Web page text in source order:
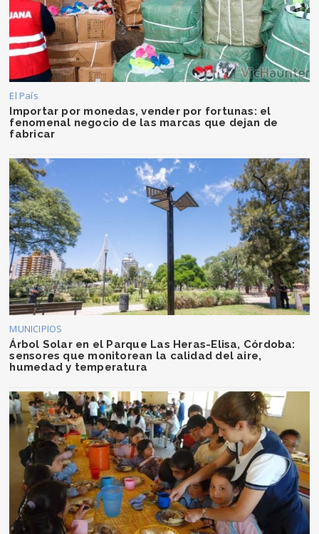
El País
Importar por monedas, vender por fortunas: el
fenomenal negocio de las marcas que dejan de
fabricar
MUNICIPIOS
Árbol Solar en el Parque Las Heras-Elisa, Córdoba:
sensores que monitorean la calidad del aire,
humedad y temperatura